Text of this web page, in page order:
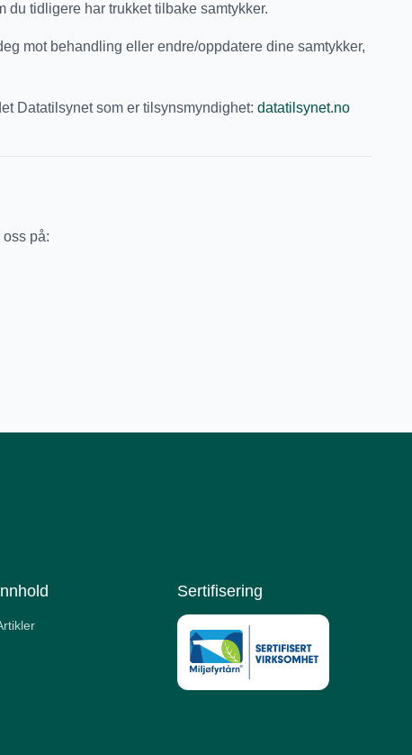
du tidligere har trukket tilbake samtykker.
mot behandling eller endre/oppdatere dine samtykker,
Datatilsynet som er tilsynsmyndighet: datatilsynet.no
på:
Sertifisering